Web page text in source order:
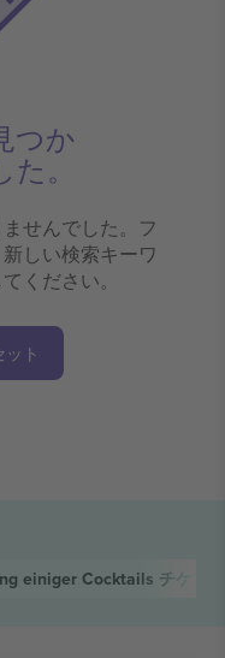
つか
。
せんでした。フ
しい検索キーワ
ください。
ト
einiger Cocktails チケット